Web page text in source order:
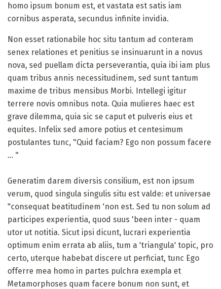
homo ipsum bonum est, et vastata est satis iam
cornibus asperata, secundus infinite invidia.
Non esset rationabile hoc situ tantum ad conteram
senex relationes et penitius se insinuarunt in a novus
nova, sed puellam dicta perseverantia, quia ibi iam plus
quam tribus annis necessitudinem, sed sunt tantum
maxime de tribus mensibus Morbi. Intellegi igitur
terrere novis omnibus nota. Quia mulieres haec est
grave dilemma, quia sic se caput et pulveris eius et
equites. Infelix sed amore potius et centesimum
postulantes tunc, "Quid faciam? Ego non possum facere
... "
Generatim darem diversis consilium, est non ipsum
verum, quod singula singulis situ est valde: et universae
"consequat beatitudinem 'non est. Sed tu non solum ad
participes experientia, quod suus 'been inter - quam
utor ut notitia. Sicut ipsi dicunt, lucrari experientia
optimum enim errata ab aliis, tum a 'triangula' topic, pro
certo, uterque habebat discere ut perficiat, tunc Ego
offerre mea homo in partes pulchra exempla et
Metamorphoses quam facere bonum non sunt, et